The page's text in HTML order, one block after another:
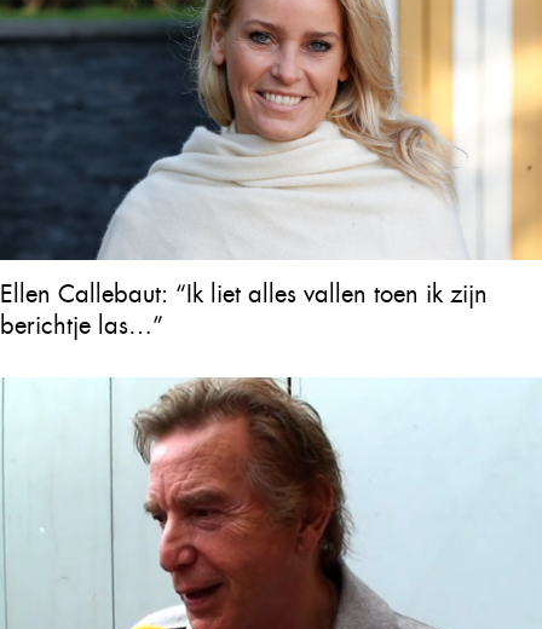
Ellen Callebaut: “Ik liet alles vallen toen ik zijn
berichtje las…”